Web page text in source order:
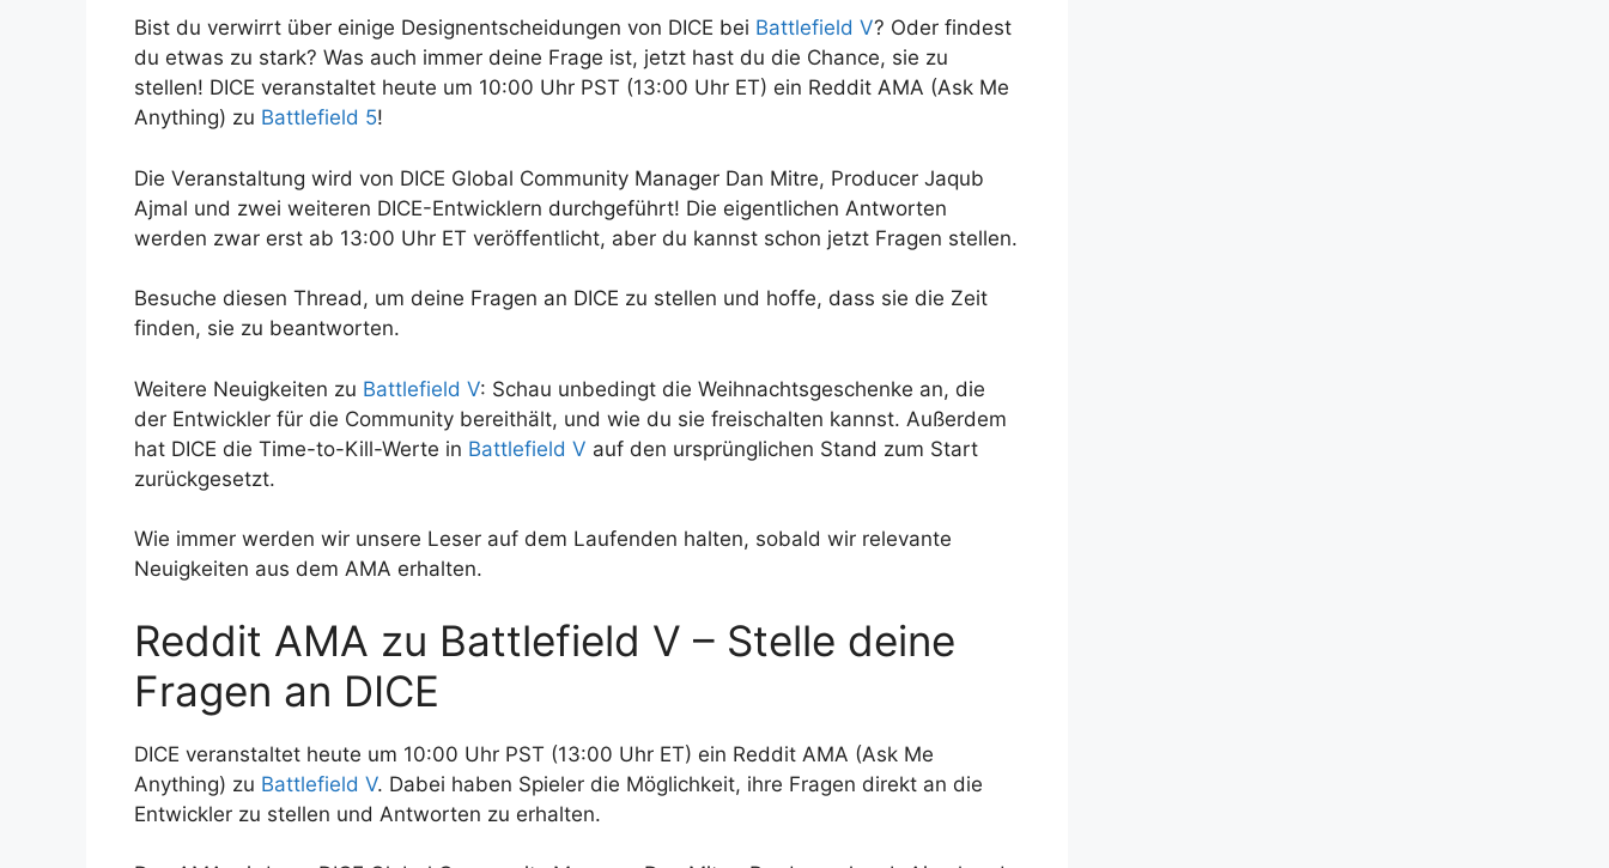
Bist du verwirrt über einige Designentscheidungen von DICE bei Battlefield V? Oder findest
du etwas zu stark? Was auch immer deine Frage ist, jetzt hast du die Chance, sie zu
stellen! DICE veranstaltet heute um 10:00 Uhr PST (13:00 Uhr ET) ein Reddit AMA (Ask Me
Anything) zu Battlefield 5!
Die Veranstaltung wird von DICE Global Community Manager Dan Mitre, Producer Jaqub
Ajmal und zwei weiteren DICE-Entwicklern durchgeführt! Die eigentlichen Antworten
werden zwar erst ab 13:00 Uhr ET veröffentlicht, aber du kannst schon jetzt Fragen stellen.
Besuche diesen Thread, um deine Fragen an DICE zu stellen und hoffe, dass sie die Zeit
finden, sie zu beantworten.
Weitere Neuigkeiten zu Battlefield V: Schau unbedingt die Weihnachtsgeschenke an, die
der Entwickler für die Community bereithält, und wie du sie freischalten kannst. Außerdem
hat DICE die Time-to-Kill-Werte in Battlefield V auf den ursprünglichen Stand zum Start
zurückgesetzt.
Wie immer werden wir unsere Leser auf dem Laufenden halten, sobald wir relevante
Neuigkeiten aus dem AMA erhalten.
Reddit AMA zu Battlefield V – Stelle deine
Fragen an DICE
DICE veranstaltet heute um 10:00 Uhr PST (13:00 Uhr ET) ein Reddit AMA (Ask Me
Anything) zu Battlefield V. Dabei haben Spieler die Möglichkeit, ihre Fragen direkt an die
Entwickler zu stellen und Antworten zu erhalten.